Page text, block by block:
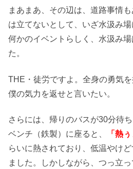
まあまあ、その辺は、道路事情
は立てないとして、いざ水汲み
何かのイベントらしく、水汲み
た。
THE・徒労ですよ。全身の勇気を
僕の気力を返せと言いたい。
さらには、帰りのバスが30分待
ベンチ（鉄製）に座ると、
「熱
らいに熱されており、低温やけ
ました。しかしながら、つっ立